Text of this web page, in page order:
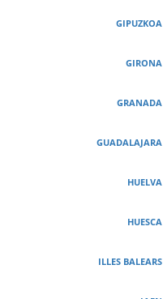
GIPUZKOA
GIRONA
GRANADA
GUADALAJARA
HUELVA
HUESCA
ILLES BALEARS